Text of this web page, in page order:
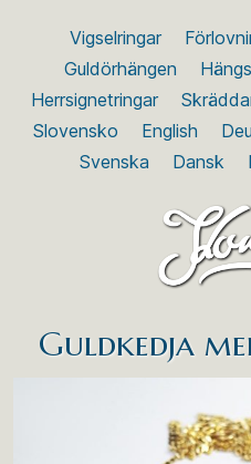
Vigselringar
Guldörhängen
Herrsignetringar
Slovensko
English
Svenska
Dansk
Guldkedja